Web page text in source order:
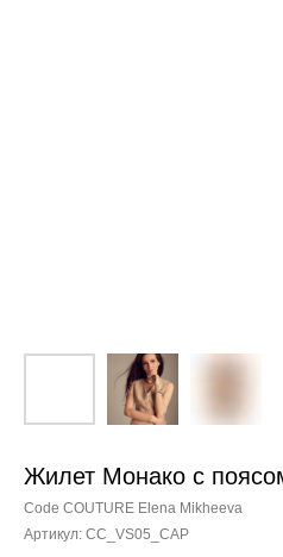
Жилет Монако с
Code COUTURE Elena Mikheeva
Артикул: CC_VS05_CAP